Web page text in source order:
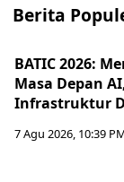
Berita
BATIC 2026:
Masa Depan
Infrastruktur
7 Agu 2026, 10:39